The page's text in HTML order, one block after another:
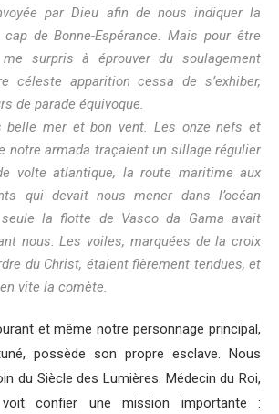
par Dieu afin de nous indiquer la
de Bonne-Espérance. Mais pour être
surpris à éprouver du soulagement
céleste apparition cessa de s’exhiber,
de parade équivoque.
belle mer et bon vent. Les onze nefs et
notre armada traçaient un sillage régulier
volte atlantique, la route maritime aux
qui devait nous mener dans l’océan
la flotte de Vasco da Gama avait
nous. Les voiles, marquées de la croix
du Christ, étaient fièrement tendues, et
vite la comète.
et même notre personnage principal,
possède son propre esclave. Nous
du Siècle des Lumières. Médecin du Roi,
confier une mission importante :